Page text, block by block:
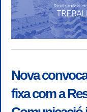
Nova
fixa com a